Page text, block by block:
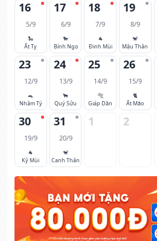
16
5/9
🐍
Ất Tỵ
17
6/9
🐎
Bính Ngọ
18
7/9
🐐
Đinh Mùi
19
8/9
🐒
Mậu Thân
23
12/9
🐀
Nhâm Tý
24
13/9
🐂
Quý Sửu
25
14/9
🐅
Giáp Dần
26
15/9
🐈
Ất Mão
30
19/9
🐐
Kỷ Mùi
31
20/9
🐒
Canh Thân
1 2